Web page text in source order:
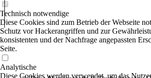
Technisch notwendige
Diese Cookies sind zum Betrieb der Webseite
Schutz vor Hackerangriffen und zur
konsistenten und der Nachfrage angepassten
Seite.
Analytische
Diese Cookies werden verwendet, um das